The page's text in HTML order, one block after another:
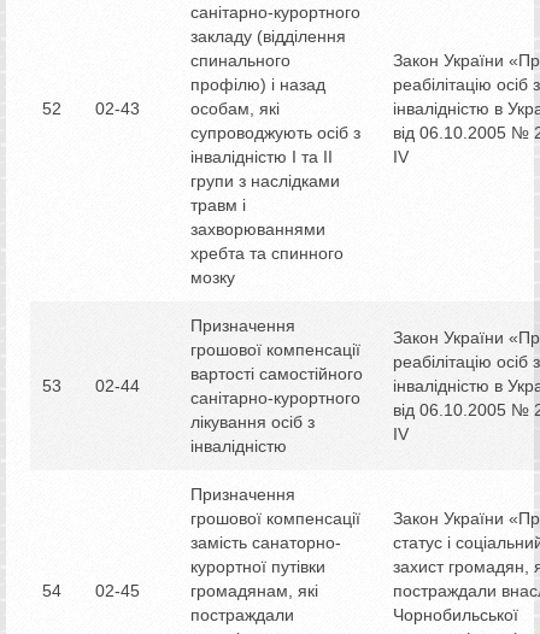
52 02-43
санітарно-курортного
закладу (відділення
спинального
профілю) і назад
особам, які
супроводжують осіб з
інвалідністю І та ІІ
групи з наслідками
травм і
захворюваннями
хребта та спинного
мозку
Закон України
реабілітацію осіб з
інвалідністю в
від 06.10.2005 №
IV
53 02-44
Призначення
грошової компенсації
вартості самостійного
санітарно-курортного
лікування осіб з
інвалідністю
Закон України
реабілітацію осіб з
інвалідністю в
від 06.10.2005 №
IV
54 02-45
Призначення
грошової компенсації
замість санаторно-
курортної путівки
громадянам, які
постраждали
Закон України
статус і
захист громадян,
постраждали
Чорнобильської